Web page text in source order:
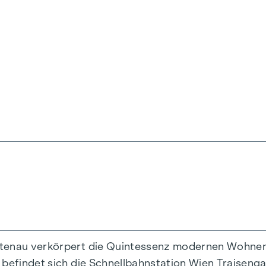
reichen, finden hier alle ihren
verkörpert die Quintessenz modernen
sich die Schnellbahnstation Wien